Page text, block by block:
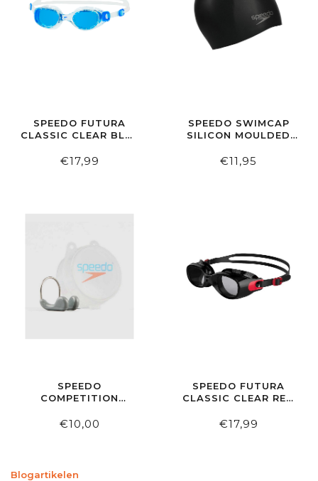
SPEEDO FUTURA
CLASSIC CLEAR BLUE
€17,99
SPEEDO SWIMCAP
SILICON MOULDED
€11,95
SPEEDO
COMPETITION
€10,00
SPEEDO FUTURA
CLASSIC CLEAR RED
€17,99
Blogartikelen